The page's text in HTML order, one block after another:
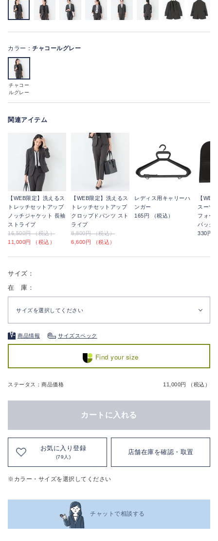
カラー： チャコールグレー
チャコー
ルグレー
関連アイテム
【WEB限定】洗えるス
トレッチセットアップ
ノッチジャケット 長袖
ストライプ
16,500円 （税込）
11,000円 （税込）
【WEB限定】洗えるス
トレッチセットアップ
クロップドパンツ スト
ライプ
8,800円 （税込）
6,600円 （税込）
レディス用キャリーハ
ンガー
165円 （税込）
【
スーツ
フォー
バッグ
330円
サイズ：
在 庫：
サイズを選択してください
商品情報 サイズスペック
Find your size
ステータス：商品価格 11,000円 （税込）
カートに入れる
お気に入り登録
(79人)
店舗在庫を確認・取置
※カラー・サイズを選択してください
チャットで相談する